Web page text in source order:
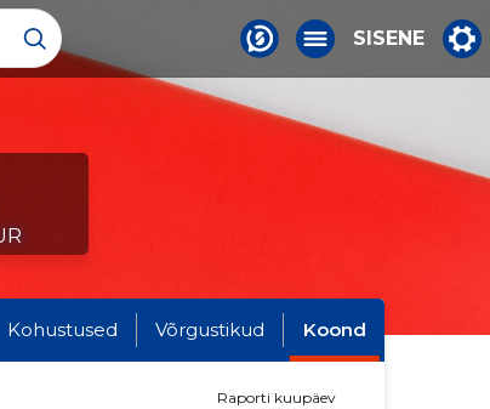
SISENE
Kohustused Võrgustikud Koond
Raporti kuupäev